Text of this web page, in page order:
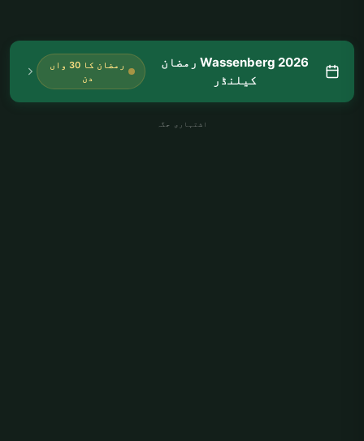
Wassenberg 2026 رمضان
کیلنڈر
رمضان کا 30 واں
دن
اشتہاری جگہ